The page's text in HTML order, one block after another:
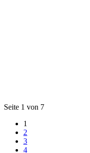
Seite 1 von 7
1
2
3
4